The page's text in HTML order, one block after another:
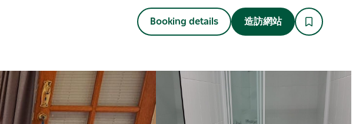
Booking details 造訪網站